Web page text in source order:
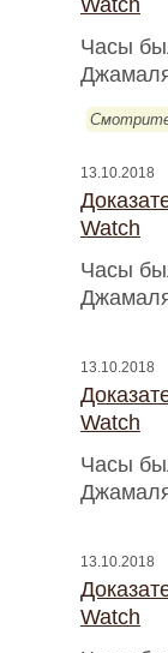
Watch
Часы
13.10.2018
Watch
Часы
13.10.2018
Watch
Часы
13.10.2018
Watch